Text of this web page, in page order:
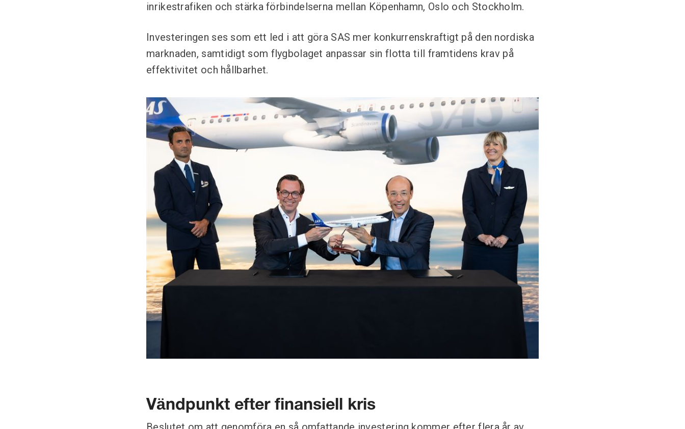
inrikestrafiken och stärka förbindelserna mellan Köpenhamn, Oslo och Stockholm.
Investeringen ses som ett led i att göra SAS mer konkurrenskraftigt på den nordiska
marknaden, samtidigt som flygbolaget anpassar sin flotta till framtidens krav på
effektivitet och hållbarhet.
Vändpunkt efter finansiell kris